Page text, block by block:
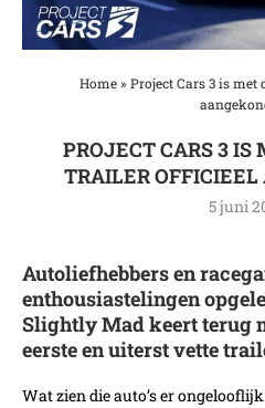
Home» Project Cars 3 is met
PROJECT CARS 3 IS
TRAILER
5 juni
Autoliefhebbers en
enthousiastelingen
Slightly Mad keert terug
eerste en uiterst vette
Wat zien die auto’s er